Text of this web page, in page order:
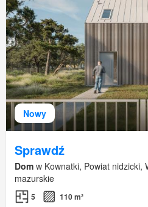
Nowy
Sprawdź
Dom w Kownatki, Powiat nidzicki,
mazurskie
5
110 m²